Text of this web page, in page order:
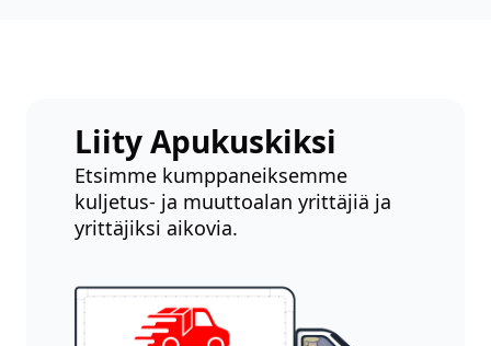
Liity Apukuskiksi
Etsimme kumppaneiksemme
kuljetus- ja muuttoalan yrittäjiä ja
yrittäjiksi aikovia.